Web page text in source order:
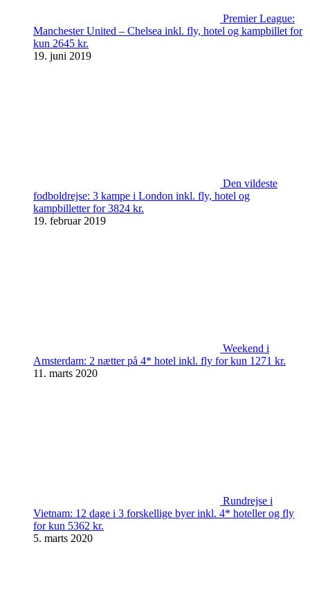
Premier League:
Manchester United – Chelsea inkl. fly, hotel og kampbillet for
kun 2645 kr.
19. juni 2019
Den vildeste
fodboldrejse: 3 kampe i London inkl. fly, hotel og
kampbilletter for 3824 kr.
19. februar 2019
Weekend i
Amsterdam: 2 nætter på 4* hotel inkl. fly for kun 1271 kr.
11. marts 2020
Rundrejse i
Vietnam: 12 dage i 3 forskellige byer inkl. 4* hoteller og fly
for kun 5362 kr.
5. marts 2020